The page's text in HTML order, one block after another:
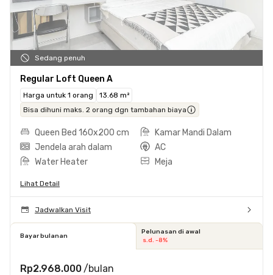
Sedang penuh
Regular Loft Queen A
Harga untuk 1 orang
13.68 m²
Bisa dihuni maks. 2 orang dgn tambahan biaya
Queen Bed 160x200 cm
Kamar Mandi Dalam
Jendela arah dalam
AC
Water Heater
Meja
Lihat Detail
Jadwalkan Visit
Bayar bulanan
Pelunasan di awal
s.d. -8%
Rp2.968.000 /bulan